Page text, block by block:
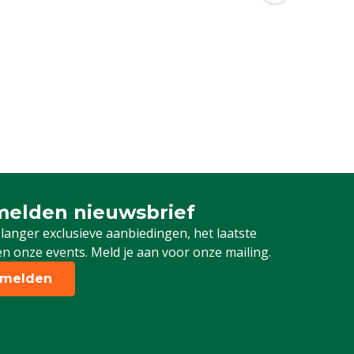
nieuwsbrief
exclusieve aanbiedingen, het laatste
onze events. Meld je aan voor onze mailing.
in voor onze nieuwsbrief